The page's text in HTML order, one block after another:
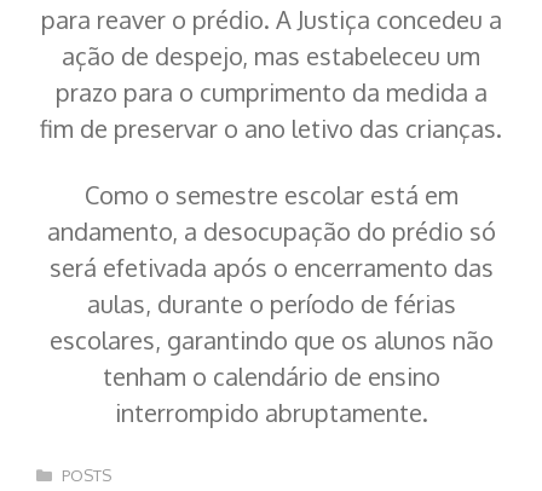
para reaver o prédio. A Justiça concedeu a
ação de despejo, mas estabeleceu um
prazo para o cumprimento da medida a
fim de preservar o ano letivo das crianças.
Como o semestre escolar está em
andamento, a desocupação do prédio só
será efetivada após o encerramento das
aulas, durante o período de férias
escolares, garantindo que os alunos não
tenham o calendário de ensino
interrompido abruptamente.
Categorias
POSTS